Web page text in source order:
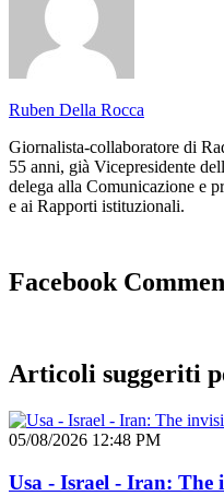
Ruben Della Rocca
Giornalista-collaboratore di
55 anni, già Vicepresidente
delega alla Comunicazione e
e ai Rapporti istituzionali.
Facebook
Articoli suggeriti
05/08/2026 12:48 PM
Usa - Israel - Iran: The